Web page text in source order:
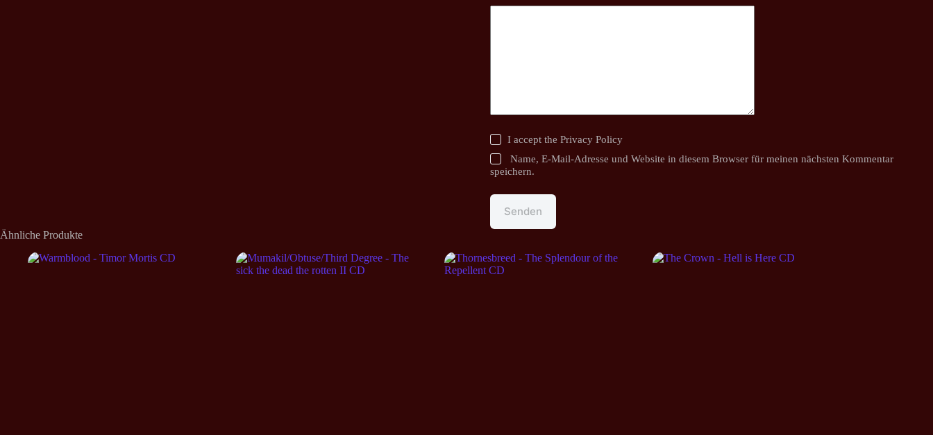
I accept the Privacy Policy
Name, E-Mail-Adresse und Website in diesem Browser für meinen nächsten Kommentar
speichern.
Senden
Ähnliche Produkte